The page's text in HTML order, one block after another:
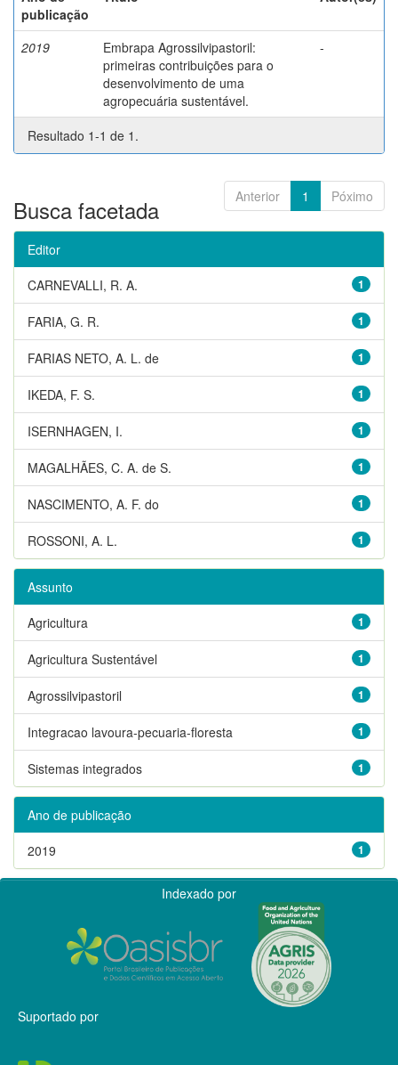
publicação
2019
Embrapa Agrossilvipastoril:
primeiras contribuições para o
desenvolvimento de uma
agropecuária sustentável.
-
Resultado 1-1 de 1.
Anterior 1 Póximo
Busca facetada
Editor
1
CARNEVALLI, R. A.
1
FARIA, G. R.
1
FARIAS NETO, A. L. de
1
IKEDA, F. S.
1
ISERNHAGEN, I.
1
MAGALHÃES, C. A. de S.
1
NASCIMENTO, A. F. do
1
ROSSONI, A. L.
Assunto
1
Agricultura
1
Agricultura Sustentável
1
Agrossilvipastoril
1
Integracao lavoura-pecuaria-floresta
1
Sistemas integrados
Ano de publicação
1
2019
Indexado por
Suportado por